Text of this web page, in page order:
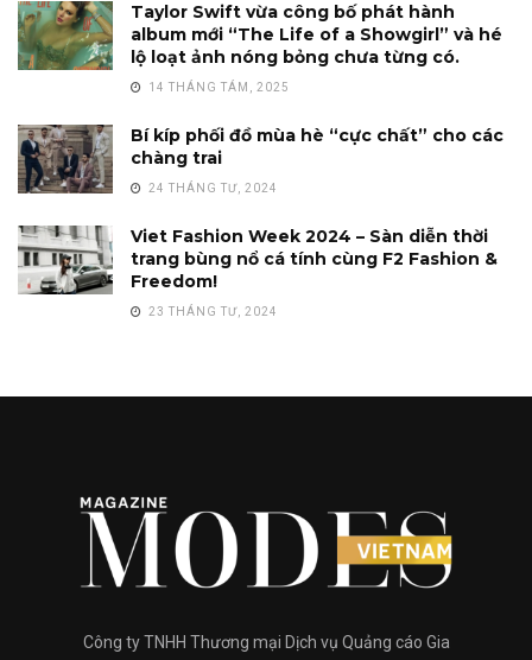
Taylor Swift vừa công bố phát hành
album mới “The Life of a Showgirl” và hé
lộ loạt ảnh nóng bỏng chưa từng có.
14 THÁNG TÁM, 2025
Bí kíp phối đồ mùa hè “cực chất” cho các
chàng trai
24 THÁNG TƯ, 2024
Viet Fashion Week 2024 – Sàn diễn thời
trang bùng nổ cá tính cùng F2 Fashion &
Freedom!
23 THÁNG TƯ, 2024
Công ty TNHH Thương mại Dịch vụ Quảng cáo Gia